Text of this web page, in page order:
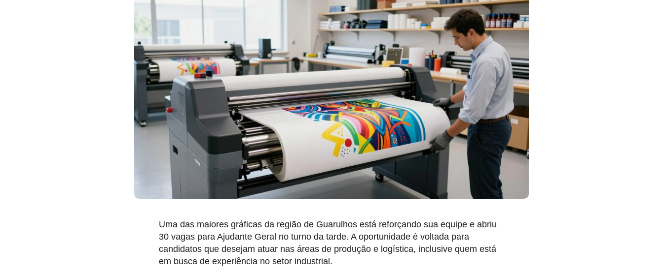
Uma das maiores gráficas da região de Guarulhos está reforçando sua equipe e abriu
30 vagas para Ajudante Geral no turno da tarde. A oportunidade é voltada para
candidatos que desejam atuar nas áreas de produção e logística, inclusive quem está
em busca de experiência no setor industrial.